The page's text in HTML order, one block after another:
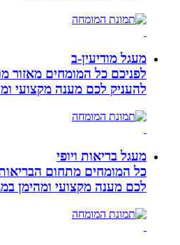
מעגל מודיעין-ב
לפניכם כל המומחים מאזור
להעניק לכם מענה מקצועי ומהימן
מעגל בריאות ויופי
כל המומחים מתחום הבריאות
לכם מענה מקצועי ומהימן במגוון